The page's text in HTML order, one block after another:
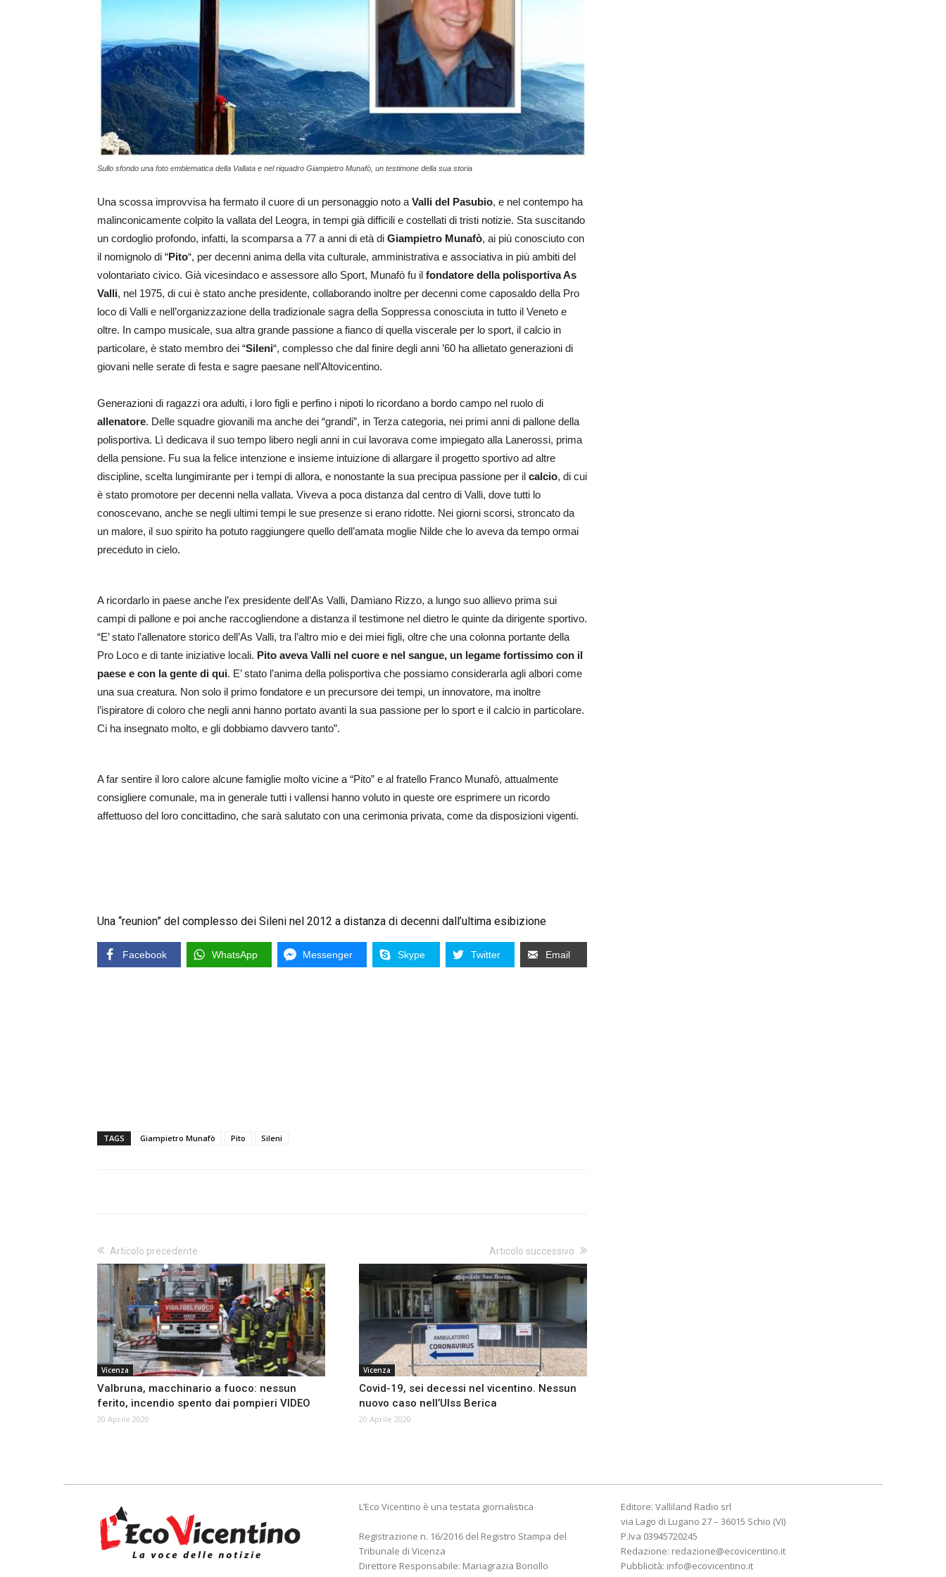
Sullo sfondo una foto emblematica della Vallata e nel riquadro Giampietro Munafò, un testimone della sua storia
Una scossa improvvisa ha fermato il cuore di un personaggio noto a Valli del Pasubio, e nel contempo ha
malinconicamente colpito la vallata del Leogra, in tempi già difficili e costellati di tristi notizie. Sta suscitando
un cordoglio profondo, infatti, la scomparsa a 77 a anni di età di Giampietro Munafò, ai più conosciuto con
il nomignolo di “Pito“, per decenni anima della vita culturale, amministrativa e associativa in più ambiti del
volontariato civico. Già vicesindaco e assessore allo Sport, Munafò fu il fondatore della polisportiva As
Valli, nel 1975, di cui è stato anche presidente, collaborando inoltre per decenni come caposaldo della Pro
loco di Valli e nell’organizzazione della tradizionale sagra della Soppressa conosciuta in tutto il Veneto e
oltre. In campo musicale, sua altra grande passione a fianco di quella viscerale per lo sport, il calcio in
particolare, è stato membro dei “Sileni“, complesso che dal finire degli anni ’60 ha allietato generazioni di
giovani nelle serate di festa e sagre paesane nell’Altovicentino.
Generazioni di ragazzi ora adulti, i loro figli e perfino i nipoti lo ricordano a bordo campo nel ruolo di
allenatore. Delle squadre giovanili ma anche dei “grandi”, in Terza categoria, nei primi anni di pallone della
polisportiva. Lì dedicava il suo tempo libero negli anni in cui lavorava come impiegato alla Lanerossi, prima
della pensione. Fu sua la felice intenzione e insieme intuizione di allargare il progetto sportivo ad altre
discipline, scelta lungimirante per i tempi di allora, e nonostante la sua precipua passione per il calcio, di cui
è stato promotore per decenni nella vallata. Viveva a poca distanza dal centro di Valli, dove tutti lo
conoscevano, anche se negli ultimi tempi le sue presenze si erano ridotte. Nei giorni scorsi, stroncato da
un malore, il suo spirito ha potuto raggiungere quello dell’amata moglie Nilde che lo aveva da tempo ormai
preceduto in cielo.
A ricordarlo in paese anche l’ex presidente dell’As Valli, Damiano Rizzo, a lungo suo allievo prima sui
campi di pallone e poi anche raccogliendone a distanza il testimone nel dietro le quinte da dirigente sportivo.
“E’ stato l’allenatore storico dell’As Valli, tra l’altro mio e dei miei figli, oltre che una colonna portante della
Pro Loco e di tante iniziative locali. Pito aveva Valli nel cuore e nel sangue, un legame fortissimo con il
paese e con la gente di qui. E’ stato l’anima della polisportiva che possiamo considerarla agli albori come
una sua creatura. Non solo il primo fondatore e un precursore dei tempi, un innovatore, ma inoltre
l’ispiratore di coloro che negli anni hanno portato avanti la sua passione per lo sport e il calcio in particolare.
Ci ha insegnato molto, e gli dobbiamo davvero tanto”.
A far sentire il loro calore alcune famiglie molto vicine a “Pito” e al fratello Franco Munafò, attualmente
consigliere comunale, ma in generale tutti i vallensi hanno voluto in queste ore esprimere un ricordo
affettuoso del loro concittadino, che sarà salutato con una cerimonia privata, come da disposizioni vigenti.
Una “reunion” del complesso dei Sileni nel 2012 a distanza di decenni dall’ultima esibizione
Facebook WhatsApp Messenger Skype Twitter Email
TAGS Giampietro Munafò Pito Sileni
Articolo precedente
Vicenza
Valbruna, macchinario a fuoco: nessun
ferito, incendio spento dai pompieri VIDEO
20 Aprile 2020
Articolo successivo
Vicenza
Covid-19, sei decessi nel vicentino. Nessun
nuovo caso nell’Ulss Berica
20 Aprile 2020
L’Eco Vicentino è una testata giornalistica
Registrazione n. 16/2016 del Registro Stampa del
Tribunale di Vicenza
Direttore Responsabile: Mariagrazia Bonollo
Editore: Valliland Radio srl
via Lago di Lugano 27 – 36015 Schio (VI)
P.Iva 03945720245
Redazione: redazione@ecovicentino.it
Pubblicità: info@ecovicentino.it